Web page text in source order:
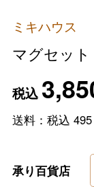
ミキハウス
マグセット
税込
送料：税込 495
承り百貨店